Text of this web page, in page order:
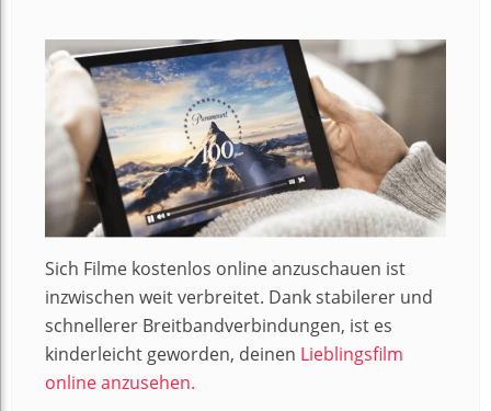
Sich Filme kostenlos online anzuschauen ist
inzwischen weit verbreitet. Dank stabilerer und
schnellerer Breitbandverbindungen, ist es
kinderleicht geworden, deinen Lieblingsfilm
online anzusehen.